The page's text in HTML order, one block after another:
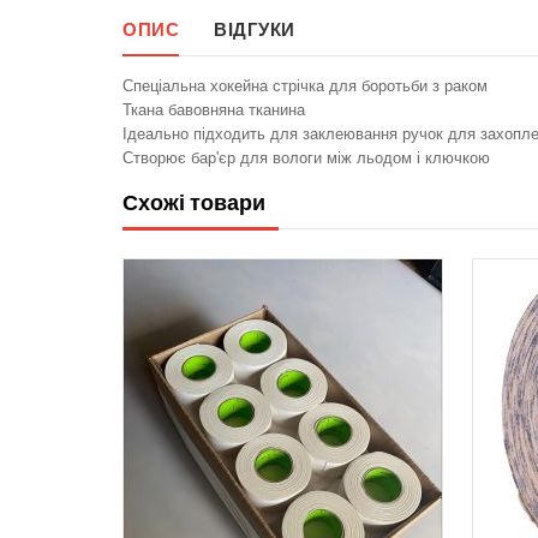
ОПИС ВІДГУКИ
Спеціальна хокейна стрічка для боротьби з раком
Ткана бавовняна тканина
Ідеально підходить для заклеювання ручок для
Створює бар'єр для вологи між льодом і ключкою
Схожі товари